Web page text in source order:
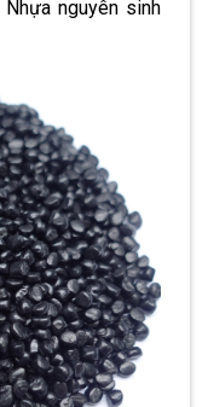
Nhựa nguyên sinh